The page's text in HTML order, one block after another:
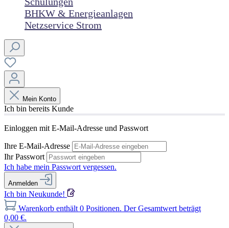
BHKW & Energieanlagen
Netzservice Strom
Mein Konto
Ich bin bereits Kunde
Einloggen mit E-Mail-Adresse und Passwort
Ihre E-Mail-Adresse
Ihr Passwort
Ich habe mein Passwort vergessen.
Anmelden
Ich bin Neukunde!
Warenkorb enthält 0 Positionen. Der Gesamtwert beträgt
0,00 €.